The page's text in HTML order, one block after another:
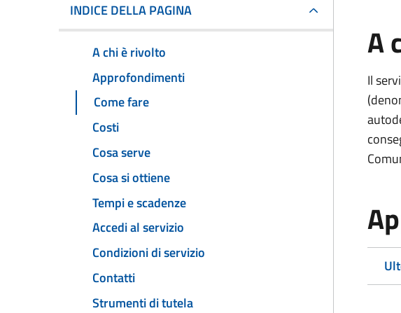
INDICE DELLA PAGINA
A chi è rivolto
Approfondimenti
Come fare
Costi
Cosa serve
Cosa si ottiene
Tempi e scadenze
Accedi al servizio
Condizioni di servizio
Contatti
Strumenti di tutela
A
Il